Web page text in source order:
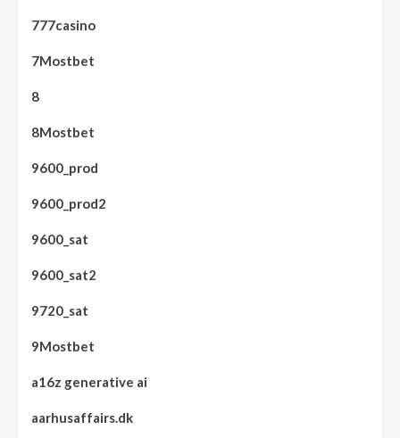
777casino
7Mostbet
8
8Mostbet
9600_prod
9600_prod2
9600_sat
9600_sat2
9720_sat
9Mostbet
a16z generative ai
aarhusaffairs.dk